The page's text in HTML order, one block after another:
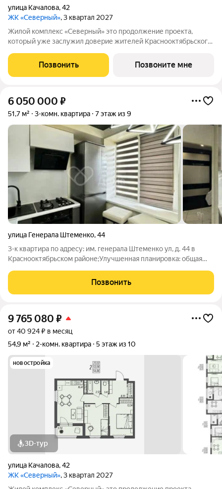
улица Качалова,42
ЖК «Северный», 3 квартал 2027
Жилой комплекс «Северный» это продолжение проекта,
который уже заслужил доверие жителей Краснооктябрьского
благоустроенную территорию и комфортную среду для
жизни. Новый этап проекта создан с учетом
Позвонить Позвоните мне
6 050 000 ₽
51,7 м² 3-комн. квартира 7 этаж из 9
улица Генерала Штеменко,44
3-к квартира по адресу: им. генерала Штеменко ул, д. 44 в
Краснооктябрьском районе;Улучшенная планировка: общая
метровКвартира в отличном состоянии. Натяжные,
дизайнерские потолки.
Позвонить
9 765 080 ₽
от 40 924 ₽ в месяц
54,9 м²
2-комн. квартира 5 этаж из 10
новостройка
3D-тур
улица Качалова,42
ЖК «Северный», 3 квартал 2027